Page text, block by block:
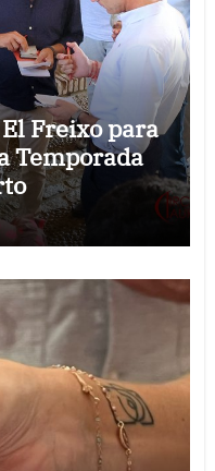
Freixo para
Temporada